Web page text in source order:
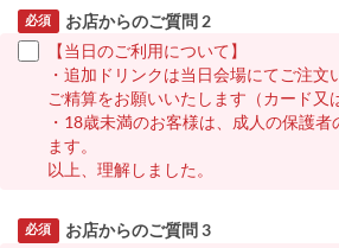
お店からのご質問 2
必須
【当日のご利用について】
・追加ドリンクは当日会場にてご注文
ご精算をお願いいたします（カード又
・18歳未満のお客様は、成人の保護
ます。
以上、理解しました。
お店からのご質問 3
必須